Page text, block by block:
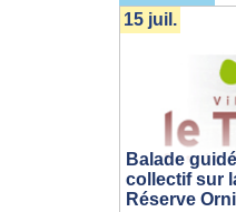
Balade
collectif sur
Réserve
15 juil.